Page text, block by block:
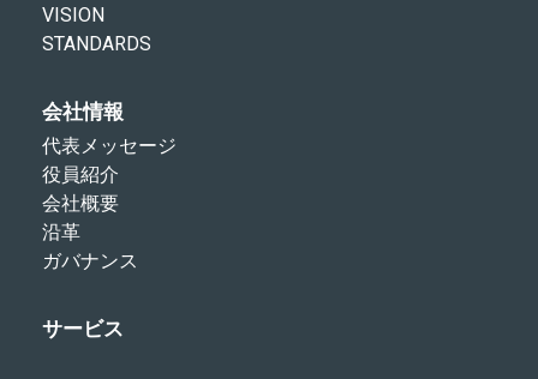
VISION
STANDARDS
会社情報
代表メッセージ
役員紹介
会社概要
沿革
ガバナンス
サービス